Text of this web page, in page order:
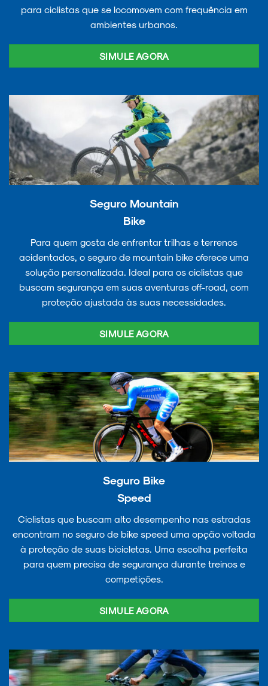
para ciclistas que se locomovem com frequência em
ambientes urbanos.
SIMULE AGORA
Seguro Mountain
Bike
Para quem gosta de enfrentar trilhas e terrenos
acidentados, o seguro de mountain bike oferece uma
solução personalizada. Ideal para os ciclistas que
buscam segurança em suas aventuras off-road, com
proteção ajustada às suas necessidades.
SIMULE AGORA
Seguro Bike
Speed
Ciclistas que buscam alto desempenho nas estradas
encontram no seguro de bike speed uma opção voltada
à proteção de suas bicicletas. Uma escolha perfeita
para quem precisa de segurança durante treinos e
competições.
SIMULE AGORA